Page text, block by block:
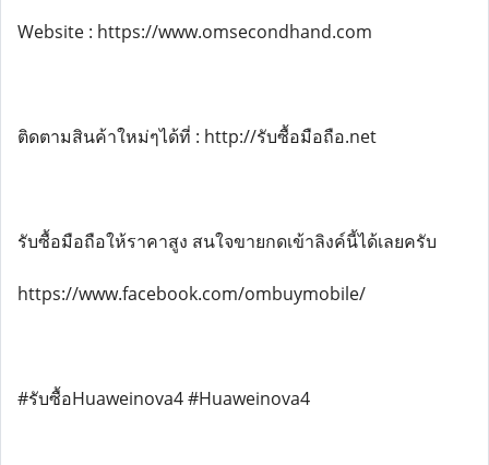
Website : https://www.omsecondhand.com
ติดตามสินค้าใหม่ๆได้ที่ : http://รับซื้อมือถือ.net
รับซื้อมือถือให้ราคาสูง สนใจขายกดเข้าลิงค์นี้ได้เลยครับ
https://www.facebook.com/ombuymobile/
#รับซื้อHuaweinova4 #Huaweinova4